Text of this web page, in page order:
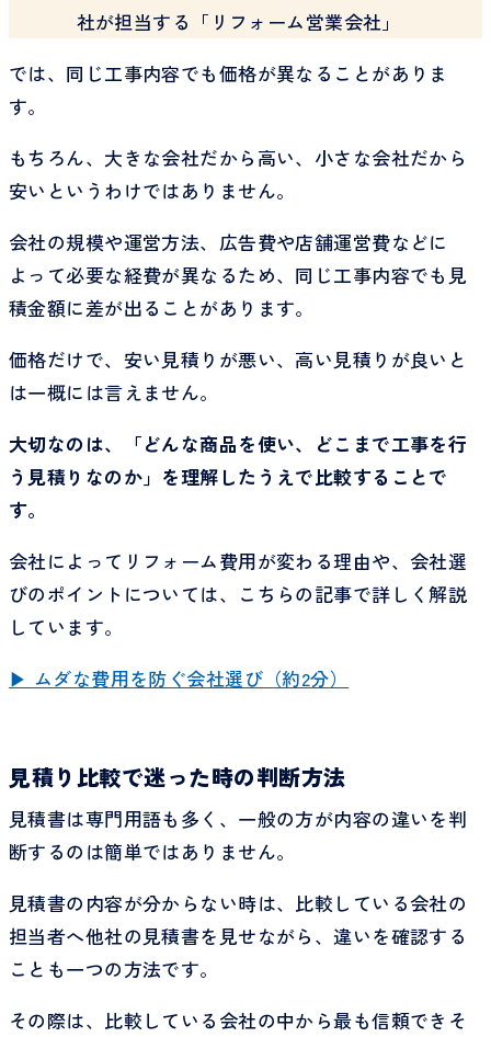
社が担当する「リフォーム営業会社」
では、同じ工事内容でも価格が異なることがありま
す。
もちろん、大きな会社だから高い、小さな会社だから
安いというわけではありません。
会社の規模や運営方法、広告費や店舗運営費などに
よって必要な経費が異なるため、同じ工事内容でも見
積金額に差が出ることがあります。
価格だけで、安い見積りが悪い、高い見積りが良いと
は一概には言えません。
大切なのは、「どんな商品を使い、どこまで工事を行
う見積りなのか」を理解したうえで比較することで
す。
会社によってリフォーム費用が変わる理由や、会社選
びのポイントについては、こちらの記事で詳しく解説
しています。
▶ ムダな費用を防ぐ会社選び（約2分）
見積り比較で迷った時の判断方法
見積書は専門用語も多く、一般の方が内容の違いを判
断するのは簡単ではありません。
見積書の内容が分からない時は、比較している会社の
担当者へ他社の見積書を見せながら、違いを確認する
ことも一つの方法です。
その際は、比較している会社の中から最も信頼できそ